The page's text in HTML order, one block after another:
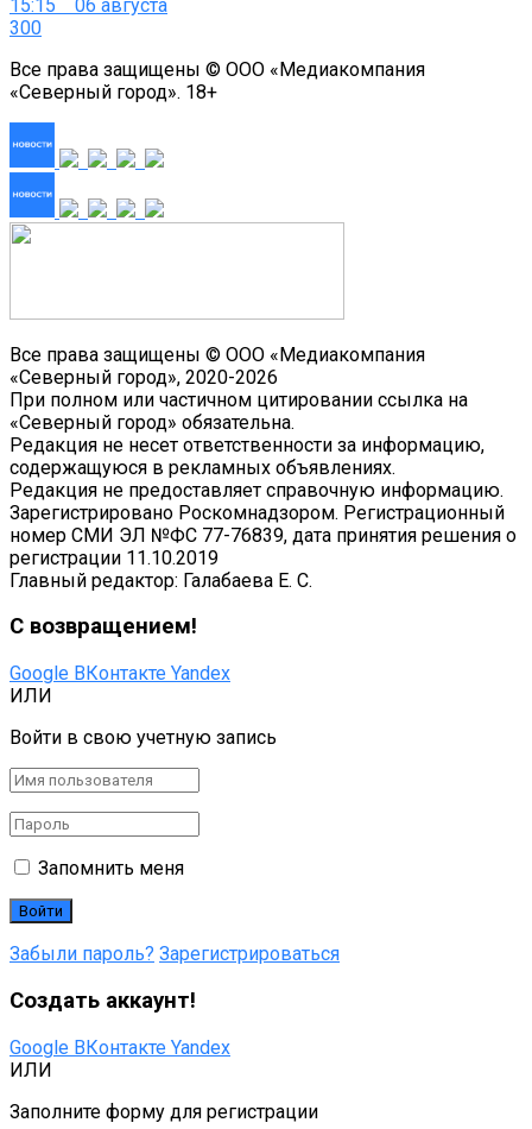
15:15 06 августа
300
Все права защищены © ООО «Медиакомпания
«Северный город». 18+
Все права защищены © ООО «Медиакомпания
«Северный город», 2020-2026
При полном или частичном цитировании ссылка на
«Северный город» обязательна.
Редакция не несет ответственности за информацию,
содержащуюся в рекламных объявлениях.
Редакция не предоставляет справочную информацию.
Зарегистрировано Роскомнадзором. Регистрационный
номер СМИ ЭЛ №ФС 77-76839, дата принятия решения о
регистрации 11.10.2019
Главный редактор: Галабаева Е. С.
С возвращением!
Google ВКонтакте Yandex
ИЛИ
Войти в свою учетную запись
Запомнить меня
Забыли пароль? Зарегистрироваться
Создать аккаунт!
Google ВКонтакте Yandex
ИЛИ
Заполните форму для регистрации